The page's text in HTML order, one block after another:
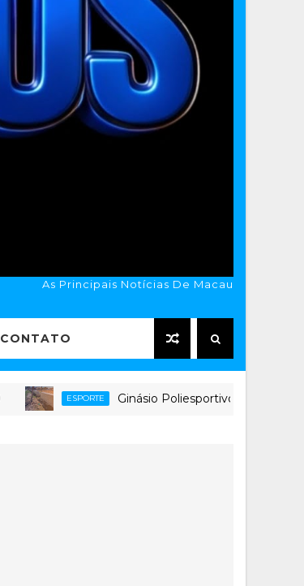
As Principais Notícias De Macau
CONTATO
ESPORTE Ginásio Poliesportivo Tatazão, em